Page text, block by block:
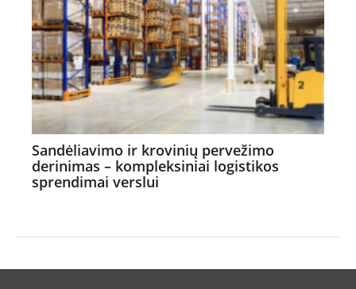
Sandėliavimo ir krovinių pervežimo
derinimas – kompleksiniai logistikos
sprendimai verslui